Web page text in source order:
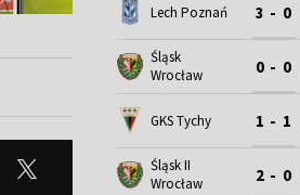
Lech Poznań 3 - 0
Śląsk
Wrocław
0 - 0
GKS Tychy 1 - 1
Śląsk II
Wrocław
2 - 0